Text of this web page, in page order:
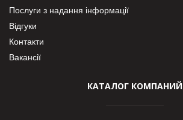
Послуги з надання інформації
Відгуки
Контакти
Вакансії
КАТАЛОГ КОМПАНИЙ